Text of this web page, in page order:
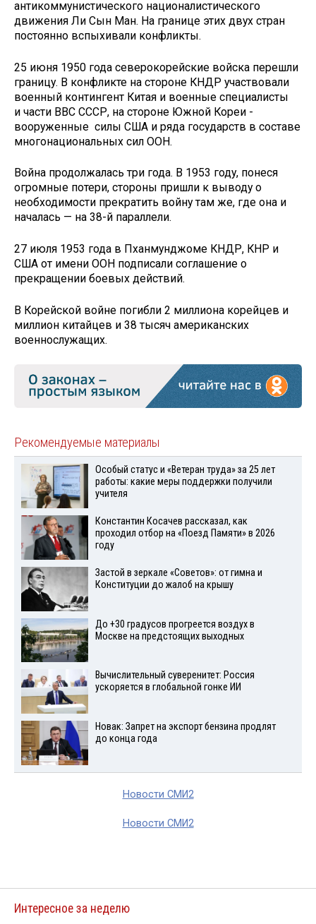
антикоммунистического националистического
движения Ли Сын Ман. На границе этих двух стран
постоянно вспыхивали конфликты.
25 июня 1950 года северокорейские войска перешли
границу. В конфликте на стороне КНДР участвовали
военный контингент Китая и военные специалисты
и части ВВС СССР, на стороне Южной Кореи -
вооруженные силы США и ряда государств в составе
многонациональных сил ООН.
Война продолжалась три года. В 1953 году, понеся
огромные потери, стороны пришли к выводу о
необходимости прекратить войну там же, где она и
началась — на 38-й параллели.
27 июля 1953 года в Пханмунджоме КНДР, КНР и
США от имени ООН подписали соглашение о
прекращении боевых действий.
В Корейской войне погибли 2 миллиона корейцев и
миллион китайцев и 38 тысяч американских
военнослужащих.
Рекомендуемые материалы
Особый статус и «Ветеран труда» за 25 лет
работы: какие меры поддержки получили
учителя
Константин Косачев рассказал, как
проходил отбор на «Поезд Памяти» в 2026
году
Застой в зеркале «Советов»: от гимна и
Конституции до жалоб на крышу
До +30 градусов прогреется воздух в
Москве на предстоящих выходных
Вычислительный суверенитет: Россия
ускоряется в глобальной гонке ИИ
Новак: Запрет на экспорт бензина продлят
до конца года
Новости СМИ2
Новости СМИ2
Интересное за неделю